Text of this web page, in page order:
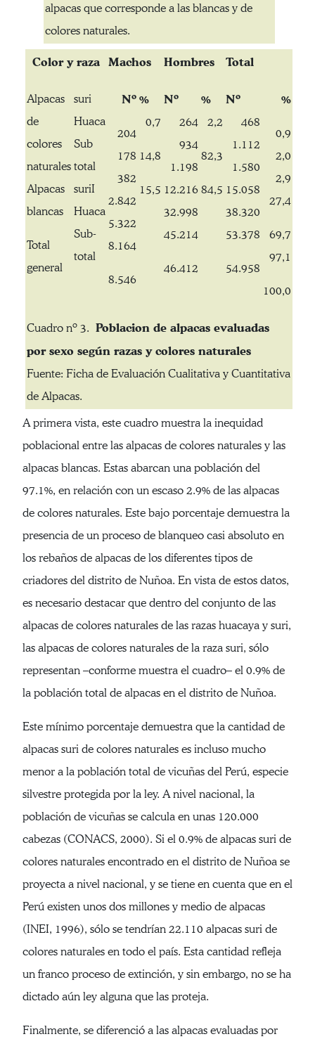
alpacas que corresponde a las blancas y de
colores naturales.
Color y raza Machos Hombres Total
Alpacas
de
colores
naturales
Alpacas
blancas
Total
general
suri
Huaca
Sub
total
suriI
Huaca
Sub-
total
Nº
204
178
382
2.842
5.322
8.164
8.546
%
0,7
14,8
15,5
Nº
264
934
1.198
12.216
32.998
45.214
46.412
%
2,2
82,3
84,5
Nº
468
1.112
1.580
15.058
38.320
53.378
54.958
%
0,9
2,0
2,9
27,4
69,7
97,1
100,0
Cuadro nº 3. Poblacion de alpacas evaluadas
por sexo según razas y colores naturales
Fuente: Ficha de Evaluación Cualitativa y Cuantitativa
de Alpacas.
A primera vista, este cuadro muestra la inequidad
poblacional entre las alpacas de colores naturales y las
alpacas blancas. Estas abarcan una población del
97.1%, en relación con un escaso 2.9% de las alpacas
de colores naturales. Este bajo porcentaje demuestra la
presencia de un proceso de blanqueo casi absoluto en
los rebaños de alpacas de los diferentes tipos de
criadores del distrito de Nuñoa. En vista de estos datos,
es necesario destacar que dentro del conjunto de las
alpacas de colores naturales de las razas huacaya y suri,
las alpacas de colores naturales de la raza suri, sólo
representan –conforme muestra el cuadro– el 0.9% de
la población total de alpacas en el distrito de Nuñoa.
Este mínimo porcentaje demuestra que la cantidad de
alpacas suri de colores naturales es incluso mucho
menor a la población total de vicuñas del Perú, especie
silvestre protegida por la ley. A nivel nacional, la
población de vicuñas se calcula en unas 120.000
cabezas (CONACS, 2000). Si el 0.9% de alpacas suri de
colores naturales encontrado en el distrito de Nuñoa se
proyecta a nivel nacional, y se tiene en cuenta que en el
Perú existen unos dos millones y medio de alpacas
(INEI, 1996), sólo se tendrían 22.110 alpacas suri de
colores naturales en todo el país. Esta cantidad refleja
un franco proceso de extinción, y sin embargo, no se ha
dictado aún ley alguna que las proteja.
Finalmente, se diferenció a las alpacas evaluadas por